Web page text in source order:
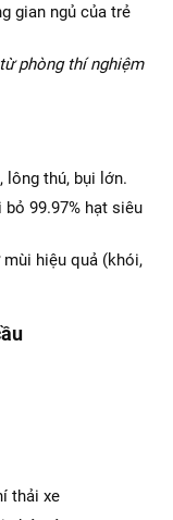
gian ngủ của trẻ
phòng thí nghiệm
lông thú, bụi lớn.
bỏ 99.97% hạt siêu
mùi hiệu quả (khói,
thải xe